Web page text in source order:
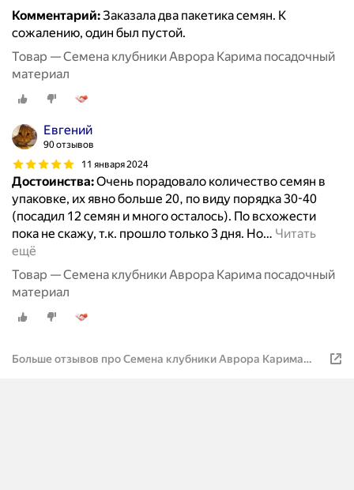
Комментарий:Заказала два пакетика семян. К
сожалению, один был пустой.
Товар — Семена клубники Аврора Карима посадочный
материал
Евгений
90 отзывов
11 января 2024
Достоинства:Очень порадовало количество семян в
упаковке, их явно больше 20, по виду порядка 30-40
(посадил 12 семян и много осталось). По всхожести
пока не скажу, т.к. прошло только 3 дня. Но… Читать
ещё
Товар — Семена клубники Аврора Карима посадочный
материал
Больше отзывов про Семена клубники Аврора Карима